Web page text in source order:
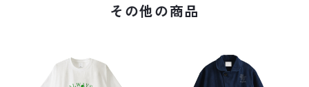
その他の商品